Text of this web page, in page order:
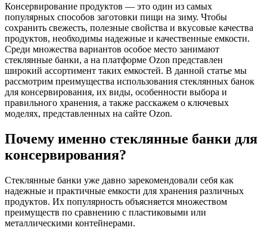
Консервирование продуктов — это один из самых
популярных способов заготовки пищи на зиму. Чтобы
сохранить свежесть, полезные свойства и вкусовые качества
продуктов, необходимы надежные и качественные емкости.
Среди множества вариантов особое место занимают
стеклянные банки, а на платформе Ozon представлен
широкий ассортимент таких емкостей. В данной статье мы
рассмотрим преимущества использования стеклянных банок
для консервирования, их виды, особенности выбора и
правильного хранения, а также расскажем о ключевых
моделях, представленных на сайте Ozon.
Почему именно стеклянные банки для
консервирования?
Стеклянные банки уже давно зарекомендовали себя как
надежные и практичные емкости для хранения различных
продуктов. Их популярность объясняется множеством
преимуществ по сравнению с пластиковыми или
металлическими контейнерами.